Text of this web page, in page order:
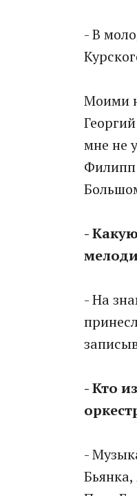
- В
Моими
мне не
Филипп
-
- На
- Кто
-